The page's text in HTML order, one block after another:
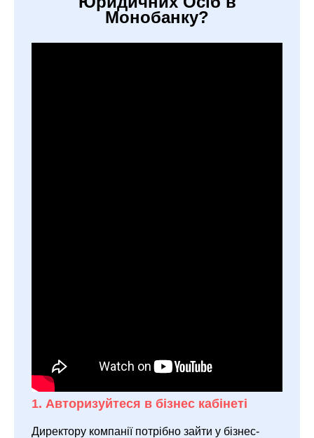
Монобанку?
1. Авторизуйтеся в бізнес кабінеті
Директору компанії потрібно зайти у бізнес-